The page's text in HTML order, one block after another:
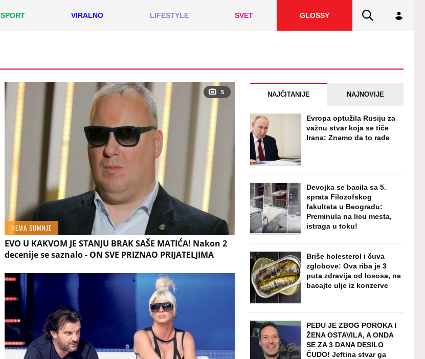
SPORT VIRALNO LIFESTYLE SVET GLOSSY
5
NEMA SUMNJE
EVO U KAKVOM JE STANJU BRAK SAŠE MATIĆA! Nakon 2
decenije se saznalo - ON SVE PRIZNAO PRIJATELJIMA
NAJČITANIJE NAJNOVIJE
Evropa optužila Rusiju za
važnu stvar koja se tiče
Irana: Znamo da to rade
Devojka se bacila sa 5.
sprata Filozofskog
fakulteta u Beogradu:
Preminula na licu mesta,
istraga u toku!
Briše holesterol i čuva
zglobove: Ova riba je 3
puta zdravija od lososa, ne
bacajte ulje iz konzerve
PEĐU JE ZBOG POROKA I
ŽENA OSTAVILA, A ONDA
SE ZA 3 DANA DESILO
ČUDO! Jeftina stvar ga